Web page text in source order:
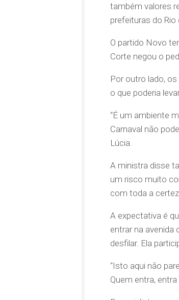
também valores
prefeituras do Rio
O partido Novo
Corte negou o
Por outro lado,
o que poderia
“É um ambiente
Carnaval não
Lúcia.
A ministra disse
um risco muito
com toda a
A expectativa é
entrar na avenida
desfilar. Ela
“Isto aqui não
Quem entra,